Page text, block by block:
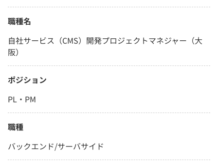
職種名
自社サービス（CMS）開発プロジェクトマネジャー（大
阪）
ポジション
PL・PM
職種
バックエンド/サーバサイド